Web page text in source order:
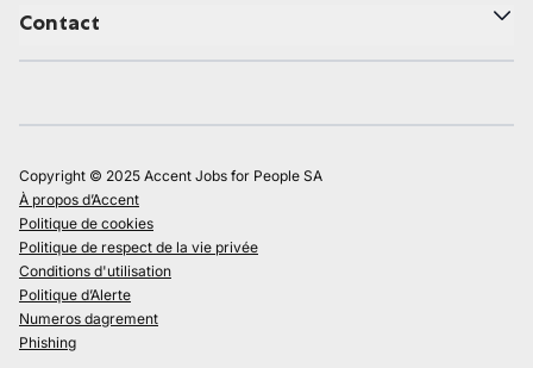
Contact
Copyright © 2025 Accent Jobs for People SA
À propos d’Accent
Politique de cookies
Politique de respect de la vie privée
Conditions d'utilisation
Politique d’Alerte
Numeros dagrement
Phishing